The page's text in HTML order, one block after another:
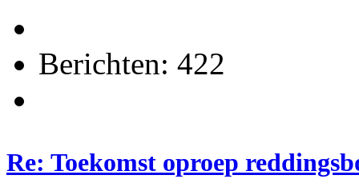
Berichten: 422
Re: Toekomst oproep